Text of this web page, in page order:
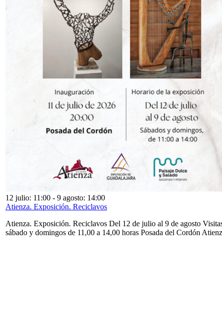
12 julio: 11:00 - 9 agosto: 14:00
Atienza. Exposición. Reciclavos
Atienza. Exposición. Reciclavos Del 12 de julio al 9 de agosto
sábado y domingos de 11,00 a 14,00 horas Posada del Cordón